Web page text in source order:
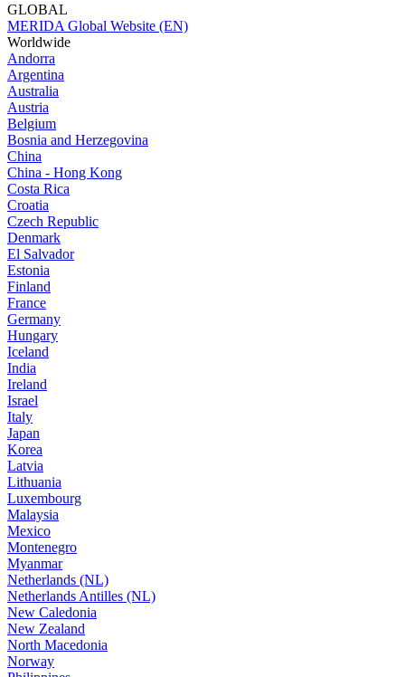
GLOBAL
MERIDA Global Website (EN)
Worldwide
Andorra
Argentina
Australia
Austria
Belgium
Bosnia and Herzegovina
China
China - Hong Kong
Costa Rica
Croatia
Czech Republic
Denmark
El Salvador
Estonia
Finland
France
Germany
Hungary
Iceland
India
Ireland
Israel
Italy
Japan
Korea
Latvia
Lithuania
Luxembourg
Malaysia
Mexico
Montenegro
Myanmar
Netherlands (NL)
Netherlands Antilles (NL)
New Caledonia
New Zealand
North Macedonia
Norway